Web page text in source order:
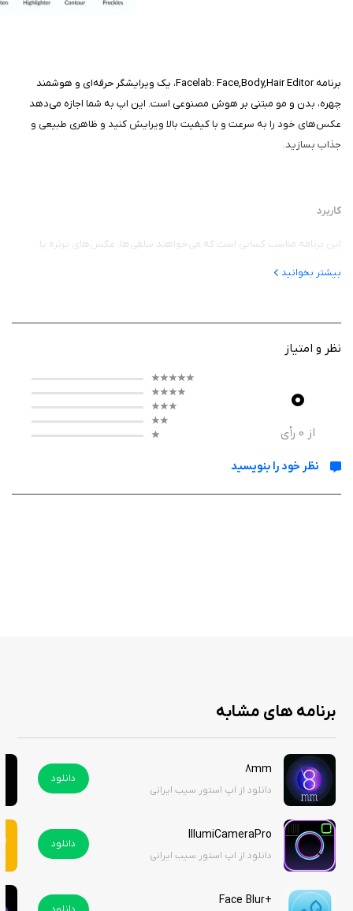
برنامه Facelab: Face,Body,Hair Editor، یک ویرایشگر حرفه‌ای و هوشمند
چهره، بدن و مو مبتنی بر هوش مصنوعی است. این اپ به شما اجازه می‌دهد
عکس‌های خود را به سرعت و با کیفیت بالا ویرایش کنید و ظاهری طبیعی و
جذاب بسازید.
کاربرد
این برنامه مناسب کسانی است که می‌خواهند سلفی‌ها، عکس‌های پرتره یا
بهترین نسخه خود را نشان دهید، محسوب می‌شود.
Facelab بسیار ساده، سریع و کاربرپسند طراحی شده است. کافی است عکسی را
طور خودکار تغییرات را پیشنهاد می‌دهد. می‌توانید تنظیمات را دستی تغییر
تغییر رنگ، فرم و حجم مو با ابزارهای متنوع
فرم‌دهی بدن، لاغر کردن و تنظیم تناسب اندام
اضافه کردن لوازم آرایشی و اکسسوری
بیشتر بخوانید
نظر و امتیاز
0
از 0 رأی
نظر خود را بنویسید
برنامه های مشابه
8mm
دانلود از اپ استور سیب ایرانی
دانلود
IllumiCameraPro
دانلود از اپ استور سیب ایرانی
دانلود
+Face Blur